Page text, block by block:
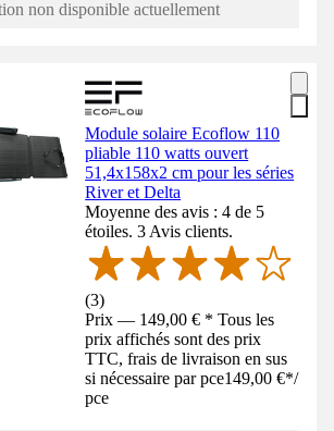
non disponible actuellement
Module solaire Ecoflow 110
pliable 110 watts ouvert
51,4x158x2 cm pour les séries
River et Delta
Moyenne des avis : 4 de 5
étoiles. 3 Avis clients.
(3)
Prix — 149,00 € * Tous les
prix affichés sont des prix
TTC, frais de livraison en sus
si nécessaire par pce149,00 €*/
pce